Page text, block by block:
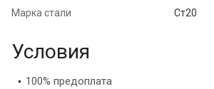
Марка стали
Ст20
Условия
100% предоплата